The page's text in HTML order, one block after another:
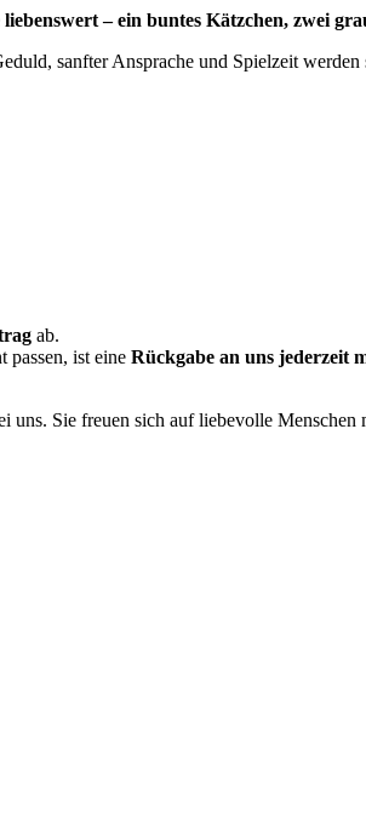
– ein buntes Kätzchen, zwei
sanfter Ansprache und Spielzeit
ab.
passen, ist eine Rückgabe an uns jederzeit
uns. Sie freuen sich auf liebevolle